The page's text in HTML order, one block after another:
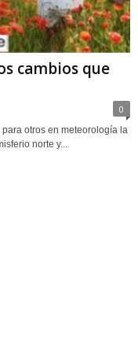
cambios que
0
otros en meteorología la
norte y...